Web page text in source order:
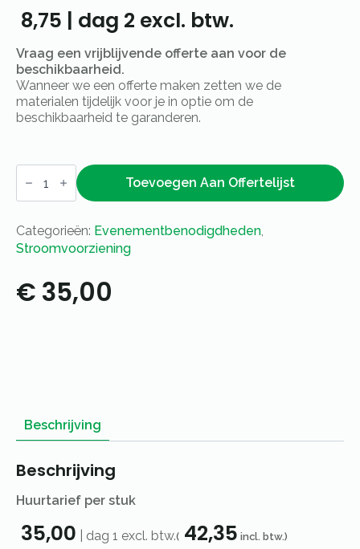
8,75 | dag 2 excl. btw.
Vraag een vrijblijvende offerte aan voor de
beschikbaarheid.
Wanneer we een offerte maken zetten we de
materialen tijdelijk voor je in optie om de
beschikbaarheid te garanderen.
Verdeelkast
32A
Toevoegen Aan Offertelijst
Categorieën: Evenementbenodigdheden
Stroomvoorziening
€ 35,00
Beschrijving
Beschrijving
Huurtarief per stuk
35,00 dag 1 excl. btw.( 42,35 incl. btw.)